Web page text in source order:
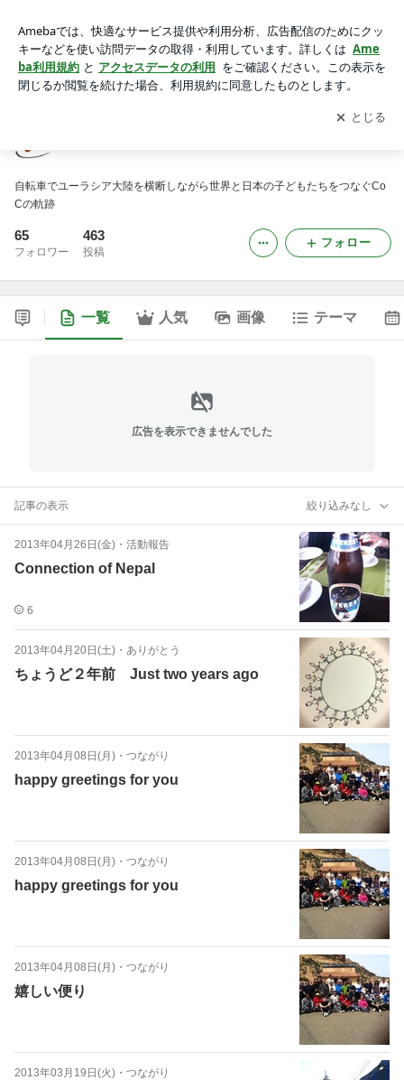
アプリをダウンロードして ブログの更新通知
を受け取りまし
ょう。
開く
自転車でユーラシア大陸を横断しながら世界と日本の子どもたちをつなぐCo
Cの軌跡
65
フォロワー
463
投稿
フォロー
一覧 人気 画像 テーマ
広告を表示できませんでした
記事の表示 絞り込みなし
2013年04月26日(金) ・ 活動報告
Connection of Nepal
6
2013年04月20日(土) ・ ありがとう
ちょうど２年前 Just two years ago
2013年04月08日(月) ・ つながり
happy greetings for you
2013年04月08日(月) ・ つながり
happy greetings for you
2013年04月08日(月) ・ つながり
嬉しい便り
2013年03月19日(火) ・ つながり